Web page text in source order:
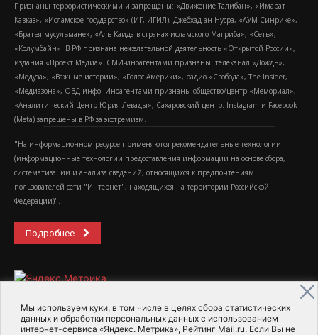
Мы используем куки, в том числе в целях сбора статистических
данных и обработки персональных данных с использованием
интернет-сервиса «Яндекс. Метрика», Рейтинг Mail.ru. Если Вы не
Признаны террористическими и запрещены: «Движение Талибан», «Имарат
Кавказ», «Исламское государство» (ИГ, ИГИЛ), Джебхад-ан-Нусра, «АУМ Синрике»,
«Братья-мусульмане», «Аль-Каида в странах исламского Магриба», «Сеть»,
«Колумбайн». В РФ признана нежелательной деятельность «Открытой России»,
издания «Проект Медиа». СМИ-иноагентами признаны: телеканал «Дождь»,
«Медуза», «Важные истории», «Голос Америки», радио «Свобода», The Insider,
«Медиазона», ОВД-инфо. Иноагентами признаны общество/центр «Мемориал»,
«Аналитический Центр Юрия Левады», Сахаровский центр. Instagram и Facebook
(Metа) запрещены в РФ за экстремизм.
"На информационном ресурсе применяются рекомендательные технологии
(информационные технологии предоставления информации на основе сбора,
систематизации и анализа сведений, относящихся к предпочтениям
пользователей сети "Интернет", находящихся на территории Российской
Федерации)".
Подробнее